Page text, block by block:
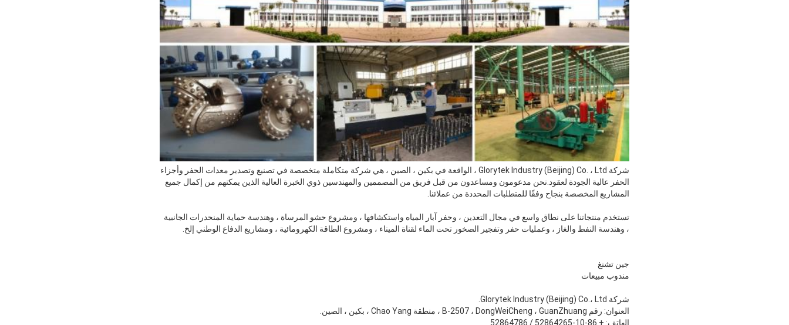
شركة Glorytek Industry (Beijing) Co. ، Ltd ، الواقعة في بكين ، الصين ، هي شركة متكاملة متخصصة في تصنيع وتصدير معدات الحفر وأجزاء
الحفر عالية الجودة لعقود.نحن مدعومون ومساعدون من قبل فريق من المصممين والمهندسين ذوي الخبرة العالية الذين يمكنهم من إكمال جميع
المشاريع المخصصة بنجاح وفقًا للمتطلبات المحددة من عملائنا.
تستخدم منتجاتنا على نطاق واسع في مجال التعدين ، وحفر آبار المياه واستكشافها ، ومشروع حشو المرساة ، وهندسة حماية المنحدرات الجانبية
، وهندسة النفط والغاز ، وعمليات حفر وتفجير الصخور تحت الماء لقناة الميناء ، ومشروع الطاقة الكهرومائية ، ومشاريع الدفاع الوطني إلخ.
جين تشنغ
مندوب مبيعات
شركة Glorytek Industry (Beijing) Co.، Ltd.
العنوان: رقم B-2507 ، DongWeiCheng ، GuanZhuang ، منطقة Chao Yang ، بكين ، الصين.
الهاتف: + 86-10-52864265 / 52864786